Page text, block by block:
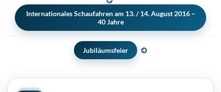
Internationales Schaufahren am 13. / 14. August 2016 –
40 Jahre
Jubiläumsfeier